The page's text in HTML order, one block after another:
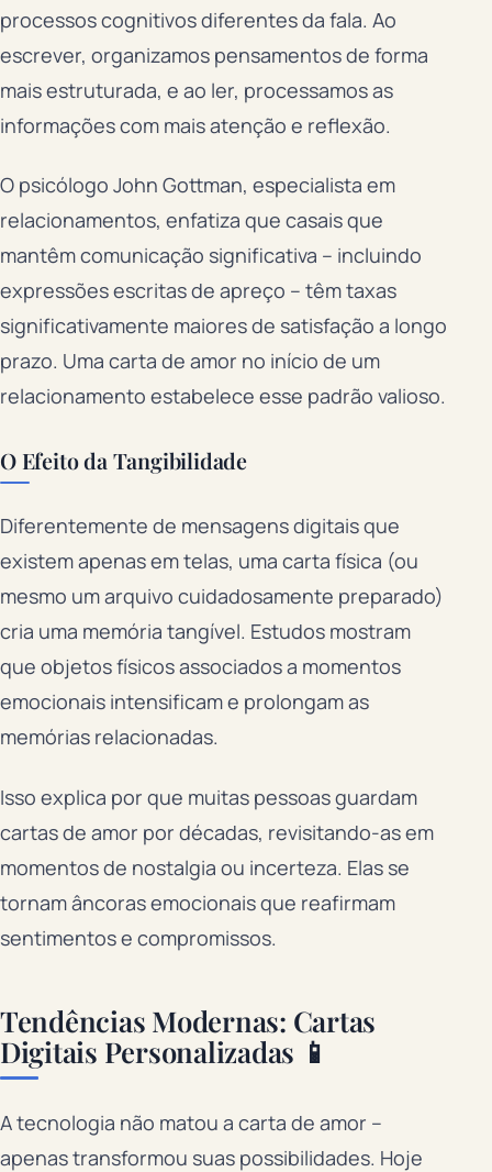
processos cognitivos diferentes da fala. Ao
escrever, organizamos pensamentos de forma
mais estruturada, e ao ler, processamos as
informações com mais atenção e reflexão.
O psicólogo John Gottman, especialista em
relacionamentos, enfatiza que casais que
mantêm comunicação significativa – incluindo
expressões escritas de apreço – têm taxas
significativamente maiores de satisfação a longo
prazo. Uma carta de amor no início de um
relacionamento estabelece esse padrão valioso.
O Efeito da Tangibilidade
Diferentemente de mensagens digitais que
existem apenas em telas, uma carta física (ou
mesmo um arquivo cuidadosamente preparado)
cria uma memória tangível. Estudos mostram
que objetos físicos associados a momentos
emocionais intensificam e prolongam as
memórias relacionadas.
Isso explica por que muitas pessoas guardam
cartas de amor por décadas, revisitando-as em
momentos de nostalgia ou incerteza. Elas se
tornam âncoras emocionais que reafirmam
sentimentos e compromissos.
Tendências Modernas: Cartas
Digitais Personalizadas 📱
A tecnologia não matou a carta de amor –
apenas transformou suas possibilidades. Hoje